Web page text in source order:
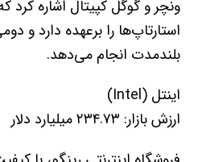
ونچر و گوگل کپیتال اشاره کرد
استارتاپ‌ها را برعهده دارد و
بلندمدت انجام می‌دهد.
اینتل (Intel)
ارزش بازار: ۲۳۴.۷۳ میلیارد دلار